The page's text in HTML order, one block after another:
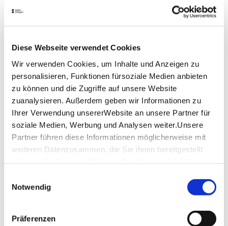
Diese Webseite verwendet Cookies
Wir verwenden Cookies, um Inhalte und Anzeigen zu
personalisieren, Funktionen fürsoziale Medien anbieten
zu können und die Zugriffe auf unsere Website
zuanalysieren. Außerdem geben wir Informationen zu
Ihrer Verwendung unsererWebsite an unsere Partner für
soziale Medien, Werbung und Analysen weiter.Unsere
Partner führen diese Informationen möglicherweise mit
weiteren Datenzusammen, die Sie ihnen bereitgestellt
Impressum
Notwendig
Präferenzen
antisemitismuskritisch arbeiten.
Konrad-Adenauer-Straße 16
70173 Stuttgart
Veranstalter: Haus der Geschichte Baden-
Württemberg
Planen Sie Ihre Anreise
Verkehrs- und Tarifverbund Stuttgart GmbH
Fahrplanauskunft des VVS
Deutsche Bahn AG
Google Maps Route